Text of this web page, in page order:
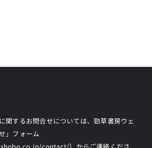
関するお問合せについては、勁草書房ウェ
」フォーム